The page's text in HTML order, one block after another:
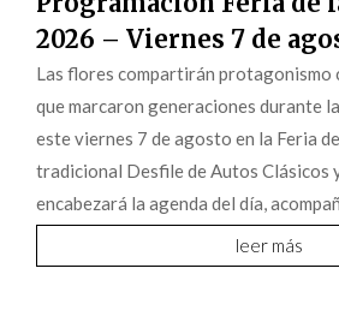
2026 – Viernes 7 de
Las flores compartirán protagonismo
que marcaron generaciones durante
este viernes 7 de agosto en la Feria
tradicional Desfile de Autos Clásicos
encabezará la agenda del día,
leer más